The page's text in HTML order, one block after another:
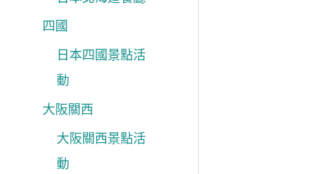
四國
日本四國景點活
動
大阪關西
大阪關西景點活
動